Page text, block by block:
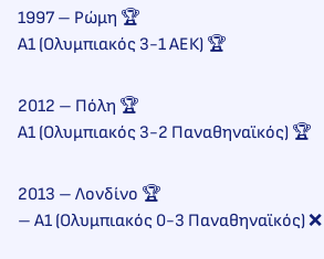
1997 – Ρώμη 🏆
Α1 (Ολυμπιακός 3-1 ΑΕΚ) 🏆
2012 – Πόλη 🏆
Α1 (Ολυμπιακός 3-2 Παναθηναϊκός) 🏆
2013 – Λονδίνο 🏆
– Α1 (Ολυμπιακός 0-3 Παναθηναϊκός) ❌